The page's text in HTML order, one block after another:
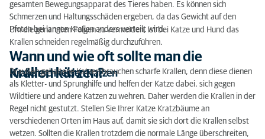
gesamten Bewegungsapparat des Tieres haben. Es können sich
Schmerzen und Haltungsschäden ergeben, da das Gewicht auf den
Pfoten bei langen Krallen anders verteilt wird.
Um die genannten Folgen zu vermeiden, ist bei Katze und Hund das
Krallen schneiden regelmäßig durchzuführen.
Wann und wie oft sollte man die
Krallen kürzen?
Krallen schneiden Katzen
Draußen gehaltene Katzen brauchen scharfe Krallen, denn diese dienen
als Kletter- und Sprunghilfe und helfen der Katze dabei, sich gegen
Wildtiere und andere Katzen zu wehren. Daher werden die Krallen in der
Regel nicht gestutzt. Stellen Sie Ihrer Katze Kratzbäume an
verschiedenen Orten im Haus auf, damit sie sich dort die Krallen selbst
wetzen. Sollten die Krallen trotzdem die normale Länge überschreiten,